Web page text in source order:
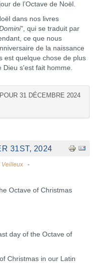
de l’Octave de Noël.
dans nos livres
", qui se traduit par
ce que nous
de la naissance
est quelque chose de plus
Dieu s'est fait homme.
31 DÉCEMBRE 2024
31ST, 2024
Veilleux
Octave of Christmas
of the Octave of
in our Latin